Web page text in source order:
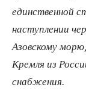
единственной
наступлении
Азовскому
Кремля из
снабжения.